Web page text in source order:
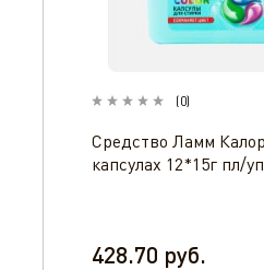
(0)
Средство Ламм
капсулах 12*15г пл/
428.70 руб.